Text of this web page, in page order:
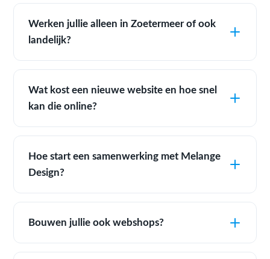
Werken jullie alleen in Zoetermeer of ook
landelijk?
Wat kost een nieuwe website en hoe snel
kan die online?
Hoe start een samenwerking met Melange
Design?
Bouwen jullie ook webshops?